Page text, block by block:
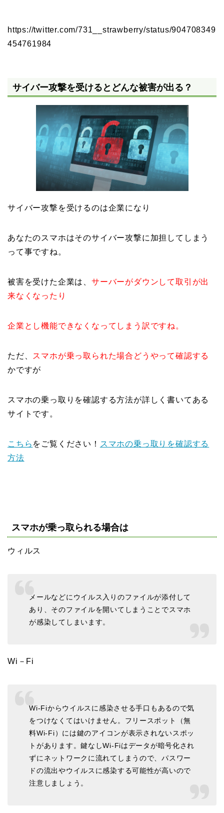
https://twitter.com/731__strawberry/status/904708349
454761984
サイバー攻撃を受けるとどんな被害が出る？
サイバー攻撃を受けるのは企業になり
あなたのスマホはそのサイバー攻撃に加担してしまう
って事ですね。
被害を受けた企業は、 サーバーがダウンして取引が出
来なくなったり
企業とし機能できなくなってしまう訳ですね。
ただ、 スマホが乗っ取られた場合どうやって確認する
かですが
スマホの乗っ取りを確認する方法が詳しく書いてある
サイトです。
こちら をご覧ください！ スマホの乗っ取りを確認する
方法
スマホが乗っ取られる場合は
ウィルス
メールなどにウイルス入りのファイルが添付して
あり、そのファイルを開いてしまうことでスマホ
が感染してしまいます。
Wi－Fi
Wi-Fiからウイルスに感染させる手口もあるので気
をつけなくてはいけません。フリースポット（無
料Wi-Fi）には鍵のアイコンが表示されないスポッ
トがあります。鍵なしWi-Fiはデータが暗号化され
ずにネットワークに流れてしまうので、パスワー
ドの流出やウイルスに感染する可能性が高いので
注意しましょう。